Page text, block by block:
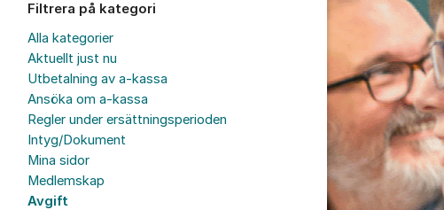
Filtrera på kategori
Alla kategorier
Aktuellt just nu
Utbetalning av a-kassa
Ansöka om a-kassa
Regler under ersättningsperioden
Intyg/Dokument
Mina sidor
Medlemskap
Avgift